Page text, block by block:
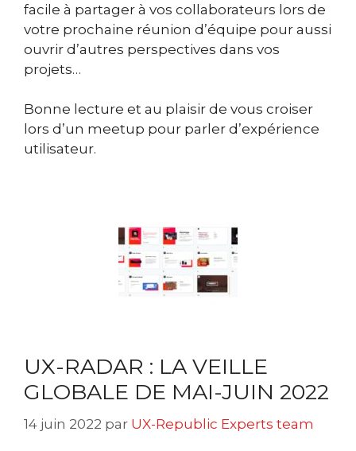
facile à partager à vos collaborateurs lors de
votre prochaine réunion d’équipe pour aussi
ouvrir d’autres perspectives dans vos
projets…
Bonne lecture et au plaisir de vous croiser
lors d’un meetup pour parler d’expérience
utilisateur.
UX-RADAR : LA VEILLE
GLOBALE DE MAI-JUIN 2022
14 juin 2022 par UX-Republic Experts team